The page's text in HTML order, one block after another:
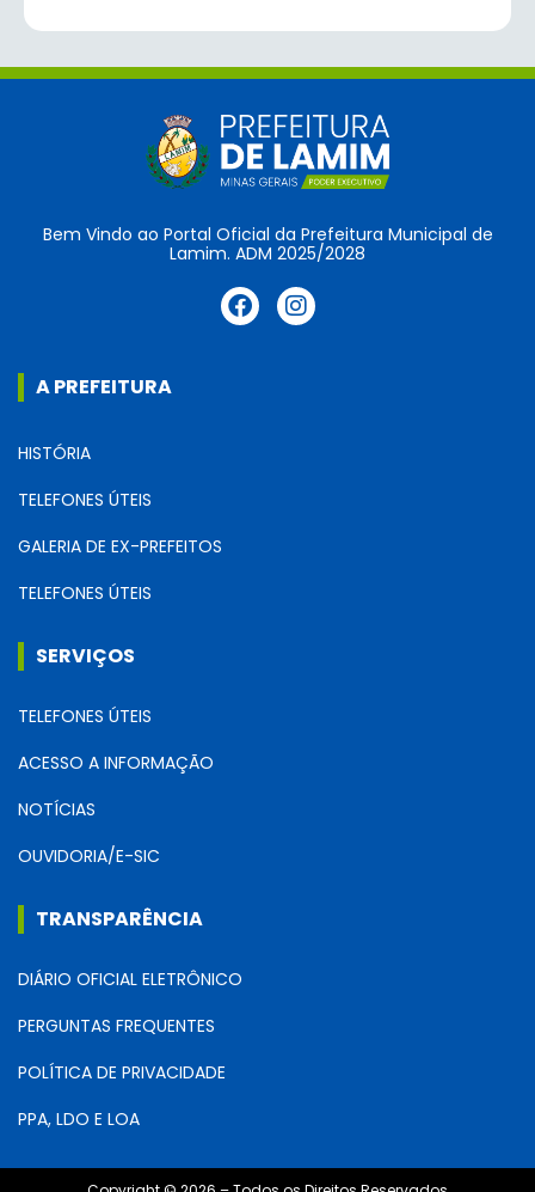
Bem Vindo ao Portal Oficial da Prefeitura Municipal de
Lamim. ADM 2025/2028
A PREFEITURA
HISTÓRIA
TELEFONES ÚTEIS
GALERIA DE EX-PREFEITOS
TELEFONES ÚTEIS
SERVIÇOS
TELEFONES ÚTEIS
ACESSO A INFORMAÇÃO
NOTÍCIAS
OUVIDORIA/E-SIC
TRANSPARÊNCIA
DIÁRIO OFICIAL ELETRÔNICO
PERGUNTAS FREQUENTES
POLÍTICA DE PRIVACIDADE
PPA, LDO E LOA